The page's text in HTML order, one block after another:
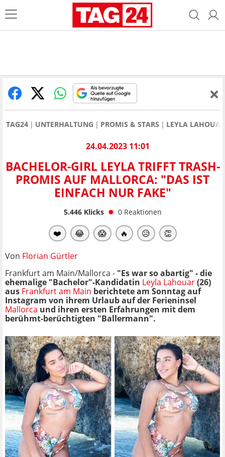
TAG24 UNTERHALTUNG PROMIS & STARS LEYLA LAHOUAR
24.04.2023 11:01
BACHELOR-GIRL LEYLA TRIFFT TRASH-
PROMIS AUF MALLORCA: "DAS IST
EINFACH NUR FAKE"
5.446Klicks 0 Reaktionen
❤️ 😂 😱 🔥 😥 👏
Von Florian Gürtler
Frankfurt am Main/Mallorca - "Es war so abartig" - die
ehemalige "Bachelor"-Kandidatin Leyla Lahouar(26)
aus Frankfurt am Main berichtete am Sonntag auf
Instagram von ihrem Urlaub auf der Ferieninsel
Mallorca und ihren ersten Erfahrungen mit dem
berühmt-berüchtigten "Ballermann".